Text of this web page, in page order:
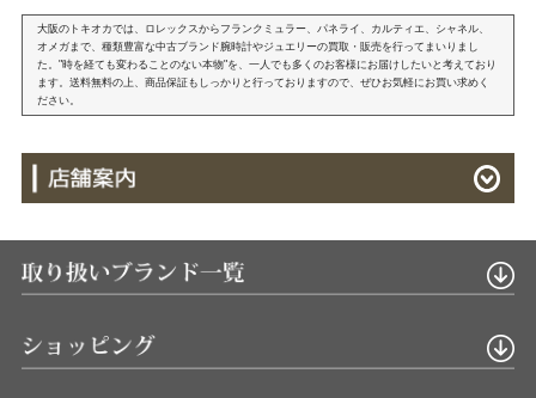
大阪のトキオカでは、ロレックスからフランクミュラー、パネライ、カルティエ、シャネル、
オメガまで、種類豊富な中古ブランド腕時計やジュエリーの買取・販売を行ってまいりまし
た。"時を経ても変わることのない本物"を、一人でも多くのお客様にお届けしたいと考えており
ます。送料無料の上、商品保証もしっかりと行っておりますので、ぜひお気軽にお買い求めく
ださい。